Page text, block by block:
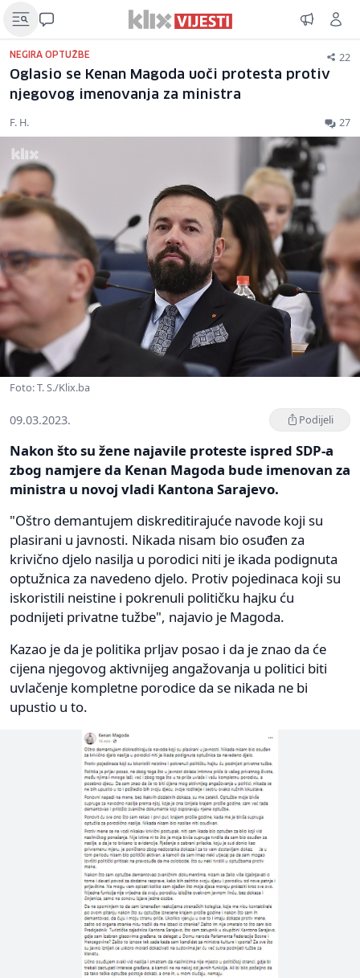
NEGIRA OPTUŽBE 22
Oglasio se Kenan Magoda uoči protesta protiv
njegovog imenovanja za ministra
F. H. 27
Foto: T. S./Klix.ba
09.03.2023. Podijeli
Nakon što su žene najavile proteste ispred SDP-a
zbog namjere da Kenan Magoda bude imenovan za
ministra u novoj vladi Kantona Sarajevo.
"Oštro demantujem diskreditirajuće navode koji su
plasirani u javnosti. Nikada nisam bio osuđen za
krivično djelo nasilja u porodici niti je ikada podignuta
optužnica za navedeno djelo. Protiv pojedinaca koji su
iskoristili neistine i pokrenuli političku hajku ću
podnijeti privatne tužbe", najavio je Magoda.
Kazao je da je politika prljav posao i da je znao da će
cijena njegovog aktivnijeg angažovanja u politici biti
uvlačenje kompletne porodice da se nikada ne bi
upustio u to.